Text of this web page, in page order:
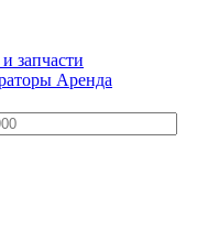
запчасти
Аренда